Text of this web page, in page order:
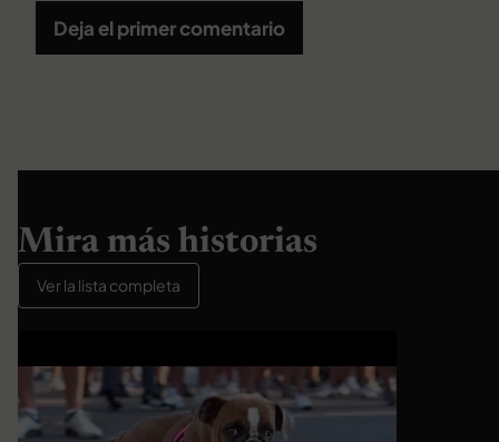
Deja el primer comentario
Mira más historias
Ver la lista completa